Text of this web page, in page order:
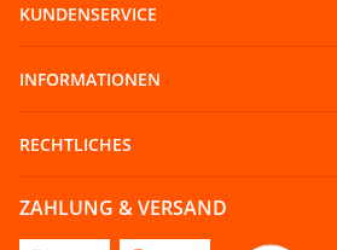
KUNDENSERVICE
INFORMATIONEN
RECHTLICHES
ZAHLUNG & VERSAND